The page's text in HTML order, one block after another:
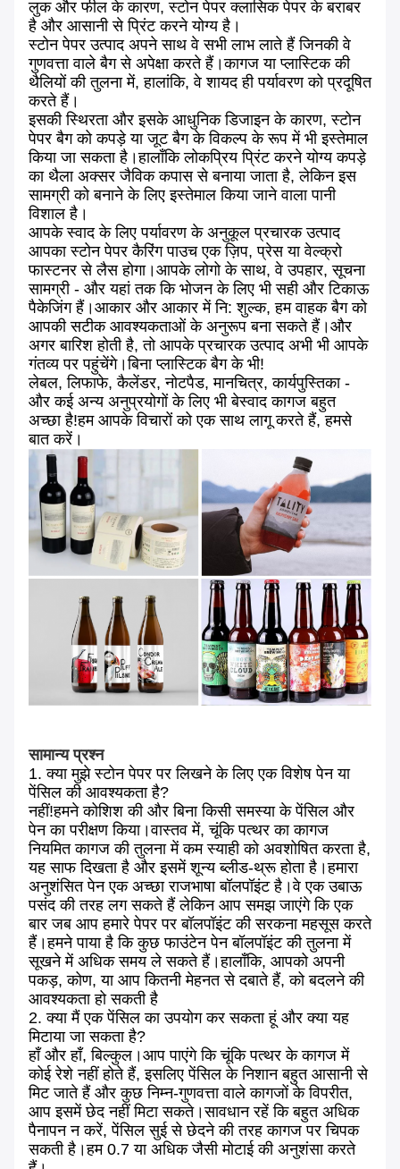
लुक और फील के कारण, स्टोन पेपर क्लासिक पेपर के बराबर
है और आसानी से प्रिंट करने योग्य है।
स्टोन पेपर उत्पाद अपने साथ वे सभी लाभ लाते हैं जिनकी वे
गुणवत्ता वाले बैग से अपेक्षा करते हैं।कागज या प्लास्टिक की
थैलियों की तुलना में, हालांकि, वे शायद ही पर्यावरण को प्रदूषित
करते हैं।
इसकी स्थिरता और इसके आधुनिक डिजाइन के कारण, स्टोन
पेपर बैग को कपड़े या जूट बैग के विकल्प के रूप में भी इस्तेमाल
किया जा सकता है।हालाँकि लोकप्रिय प्रिंट करने योग्य कपड़े
का थैला अक्सर जैविक कपास से बनाया जाता है, लेकिन इस
सामग्री को बनाने के लिए इस्तेमाल किया जाने वाला पानी
विशाल है।
आपके स्वाद के लिए पर्यावरण के अनुकूल प्रचारक उत्पाद
आपका स्टोन पेपर कैरिंग पाउच एक ज़िप, प्रेस या वेल्क्रो
फास्टनर से लैस होगा।आपके लोगो के साथ, वे उपहार, सूचना
सामग्री - और यहां तक ​​कि भोजन के लिए भी सही और टिकाऊ
पैकेजिंग हैं।आकार और आकार में नि: शुल्क, हम वाहक बैग को
आपकी सटीक आवश्यकताओं के अनुरूप बना सकते हैं।और
अगर बारिश होती है, तो आपके प्रचारक उत्पाद अभी भी आपके
गंतव्य पर पहुंचेंगे।बिना प्लास्टिक बैग के भी!
लेबल, लिफाफे, कैलेंडर, नोटपैड, मानचित्र, कार्यपुस्तिका -
और कई अन्य अनुप्रयोगों के लिए भी बेस्वाद कागज बहुत
अच्छा है!हम आपके विचारों को एक साथ लागू करते हैं, हमसे
बात करें।
सामान्य प्रश्न
1. क्या मुझे स्टोन पेपर पर लिखने के लिए एक विशेष पेन या
पेंसिल की आवश्यकता है?
नहीं!हमने कोशिश की और बिना किसी समस्या के पेंसिल और
पेन का परीक्षण किया।वास्तव में, चूंकि पत्थर का कागज
नियमित कागज की तुलना में कम स्याही को अवशोषित करता है,
यह साफ दिखता है और इसमें शून्य ब्लीड-थ्रू होता है।हमारा
अनुशंसित पेन एक अच्छा राजभाषा बॉलपॉइंट है।वे एक उबाऊ
पसंद की तरह लग सकते हैं लेकिन आप समझ जाएंगे कि एक
बार जब आप हमारे पेपर पर बॉलपॉइंट की सरकना महसूस करते
हैं।हमने पाया है कि कुछ फाउंटेन पेन बॉलपॉइंट की तुलना में
सूखने में अधिक समय ले सकते हैं।हालाँकि, आपको अपनी
पकड़, कोण, या आप कितनी मेहनत से दबाते हैं, को बदलने की
आवश्यकता हो सकती है
2. क्या मैं एक पेंसिल का उपयोग कर सकता हूं और क्या यह
मिटाया जा सकता है?
हाँ और हाँ, बिल्कुल।आप पाएंगे कि चूंकि पत्थर के कागज में
कोई रेशे नहीं होते हैं, इसलिए पेंसिल के निशान बहुत आसानी से
मिट जाते हैं और कुछ निम्न-गुणवत्ता वाले कागजों के विपरीत,
आप इसमें छेद नहीं मिटा सकते।सावधान रहें कि बहुत अधिक
पैनापन न करें, पेंसिल सुई से छेदने की तरह कागज पर चिपक
सकती है।हम 0.7 या अधिक जैसी मोटाई की अनुशंसा करते